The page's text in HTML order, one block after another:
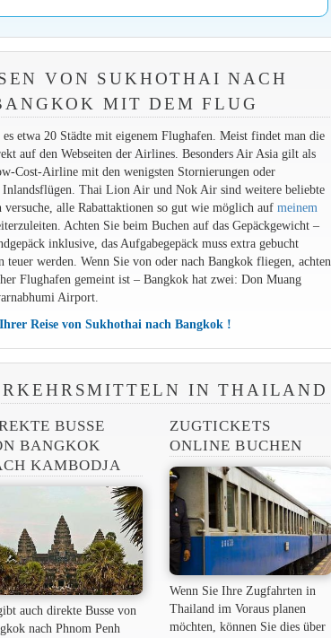
VON SUKHOTHAI NACH
MIT DEM FLUG
etwa 20 Städte mit eigenem Flughafen. Meist findet man die
auf den Webseiten der Airlines. Besonders Air Asia gilt als
Cost-Airline mit den wenigsten Stornierungen oder
Inlandsflügen. Thai Lion Air und Nok Air sind weitere beliebte
alle Rabattaktionen so gut wie möglich auf meinem
Achten Sie beim Buchen auf das Gepäckgewicht –
inklusive, das Aufgabegepäck muss extra gebucht
teuer werden. Wenn Sie von oder nach Bangkok fliegen, achten
Flughafen gemeint ist – Bangkok hat zwei: Don Muang
Airport.
Reise von Sukhothai nach Bangkok !
IN THAILAND
BUSSE
BANGKOK
KAMBODJA
auch direkte Busse von
nach Phnom Penh
ZUGTICKETS
ONLINE BUCHEN
Wenn Sie Ihre Zugfahrten in
Thailand im Voraus planen
möchten, können Sie dies über